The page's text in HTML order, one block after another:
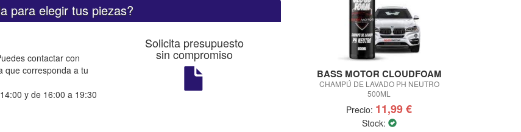
para elegir tus piezas?
contactar con
que corresponda a tu
y de 16:00 a 19:30
Solicita presupuesto
sin compromiso
BASS MOTOR CLOUDFOAM
CHAMPÚ DE LAVADO PH NEUTRO
500ML
Precio: 11,99 €
Stock: